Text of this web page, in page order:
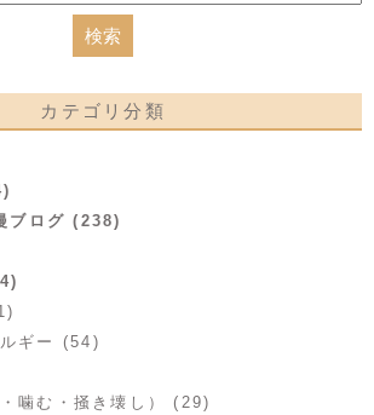
カテゴリ分類
ブログ (238)
ギー (54)
噛む・掻き壊し） (29)